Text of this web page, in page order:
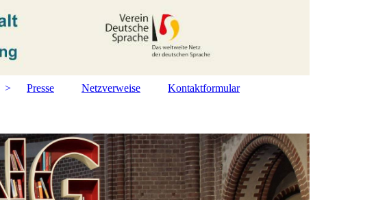
Presse Netzverweise Kontaktformular